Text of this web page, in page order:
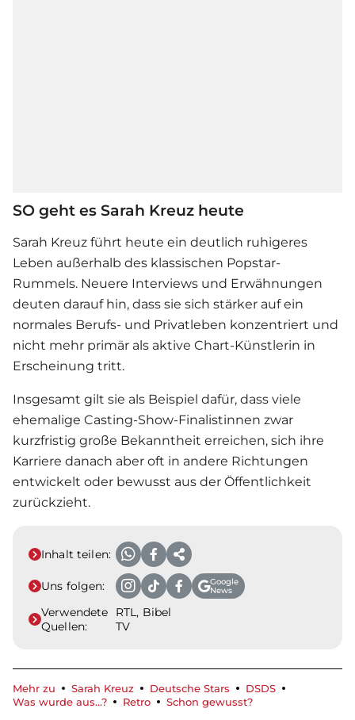
SO geht es Sarah Kreuz heute
Sarah Kreuz führt heute ein deutlich ruhigeres
Leben außerhalb des klassischen Popstar-
Rummels. Neuere Interviews und Erwähnungen
deuten darauf hin, dass sie sich stärker auf ein
normales Berufs- und Privatleben konzentriert und
nicht mehr primär als aktive Chart-Künstlerin in
Erscheinung tritt.
Insgesamt gilt sie als Beispiel dafür, dass viele
ehemalige Casting-Show-Finalistinnen zwar
kurzfristig große Bekanntheit erreichen, sich ihre
Karriere danach aber oft in andere Richtungen
entwickelt oder bewusst aus der Öffentlichkeit
zurückzieht.
Inhalt teilen:
Uns folgen:
Google
News
Verwendete
Quellen:
RTL, Bibel
TV
Mehr zu Sarah Kreuz Deutsche Stars
DSDS
Was wurde aus...?
Retro Schon gewusst?